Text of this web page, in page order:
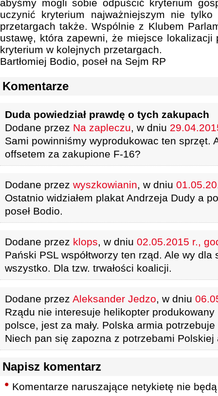
abyśmy mogli sobie odpuścić kryterium
uczynić kryterium najważniejszym nie
przetargach także. Wspólnie z Klubem
ustawę, która zapewni, że miejsce lokalizacji
kryterium w kolejnych przetargach.
Bartłomiej Bodio, poseł na Sejm RP
Komentarze
Duda powiedział prawdę o tych zakupach
Dodane przez Na zapleczu, w dniu
Sami powinniśmy wyprodukowac ten sprzęt.
offsetem za zakupione F-16?
Dodane przez wyszkowianin, w dniu
Ostatnio widziałem plakat Andrzeja Dudy a
poseł Bodio.
Dodane przez klops, w dniu 02.05.2015 r.,
Pański PSL współtworzy ten rząd. Ale wy dla
wszystko. Dla tzw. trwałości koalicji.
Dodane przez Aleksander Jedzo, w dniu
Rządu nie interesuje helikopter
polsce, jest za mały. Polska armia
Niech pan się zapozna z potrzebami Polskiej
Napisz komentarz
Komentarze naruszające netykietę nie